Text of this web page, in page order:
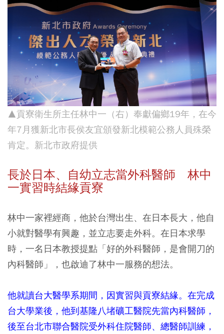
▲貢寮衛生所主任林中一（右）奉獻偏鄉19年，在今
年7月獲新北市長侯友宜頒發新北模範公務人員殊榮
肯定。新北市政府提供
長於日本、自幼立志當外科醫師 林中
一實習時結緣貢寮
林中一家裡經商，他於台灣出生、在日本長大，他自
小就對醫學有興趣，並立志要走外科。在日本求學
時，一名日本教授提點「好的外科醫師，是會開刀的
內科醫師」，也啟迪了林中一服務的想法。
他就讀台大醫學系期間，因實習與貢寮結緣。在完成
台大學業後，他到基隆八堵礦工醫院先當內科醫師，
後至台北市聯合醫院受外科住院醫師、總醫師訓練，